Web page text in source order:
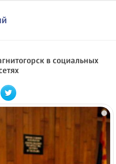
в социальных
i